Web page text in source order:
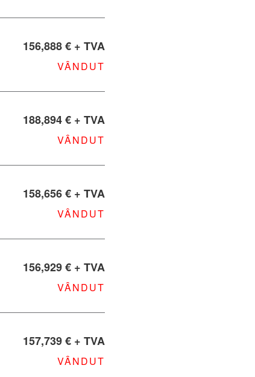
156,888 € + TVA
VÂNDUT
188,894 € + TVA
VÂNDUT
158,656 € + TVA
VÂNDUT
156,929 € + TVA
VÂNDUT
157,739 € + TVA
VÂNDUT